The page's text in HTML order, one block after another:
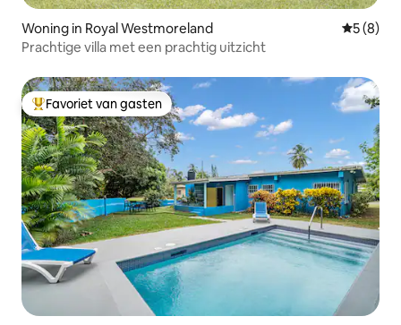
Woning in Royal Westmoreland
5 (8)
Prachtige villa met een prachtig uitzicht
Topfavoriet van gasten
Favoriet van gasten